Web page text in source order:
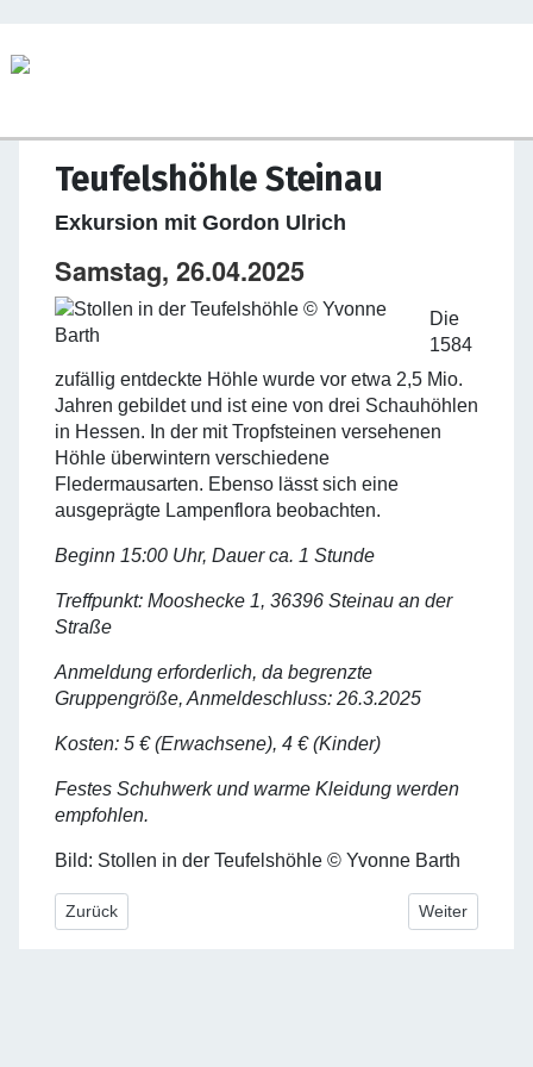
Teufelshöhle Steinau
Exkursion mit Gordon Ulrich
Samstag, 26.04.2025
Die
1584
zufällig entdeckte Höhle wurde vor etwa 2,5 Mio.
Jahren gebildet und ist eine von drei Schauhöhlen
in Hessen. In der mit Tropfsteinen versehenen
Höhle überwintern verschiedene
Fledermausarten. Ebenso lässt sich eine
ausgeprägte Lampenflora beobachten.
Beginn 15:00 Uhr, Dauer ca. 1 Stunde
Treffpunkt: Mooshecke 1, 36396 Steinau an der
Straße
Anmeldung erforderlich, da begrenzte
Gruppengröße, Anmeldeschluss: 26.3.2025
Kosten: 5 € (Erwachsene), 4 € (Kinder)
Festes Schuhwerk und warme Kleidung werden
empfohlen.
Bild: Stollen in der Teufelshöhle © Yvonne Barth
Vorheriger Beitrag: Goethes Botanik
Zurück Nächster
Weiter